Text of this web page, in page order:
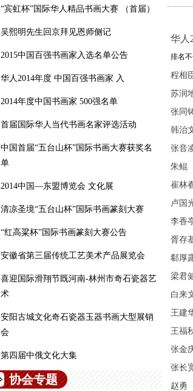
“宾虹杯”国际华人精品书画大赛 （首届）
吴熙明先生回京拜见恩师侧记
2015中国百强书画家入选名单公告
华人2014年度 中国百强书画家 入
2014年度中国书画家 500强名单
首届国际华人当代书画名家评选活动
中国首届“五台山杯”国际书画大赛获奖名
单
2014中国—东盟博览会 文化展
清凉圣境“五台山杯”国际书画篆刻大赛
“红高粱杯”国际书画篆刻大赛公告
安徽省第三届传统工艺美术产品展览会
喜迎国际滑翔节既河南-林州市奇石瓷器艺
术
安阳古城文化奇石瓷器玉器书画大型展销
会
第四届中俄文化大集
协会专题
华人
排名
程相
苏润
张同
韩治
张音
朱鲲
崔林
卢国
李香
胥存
郗厚
梁君
白来
王建
王福
张金
张长
赵勇